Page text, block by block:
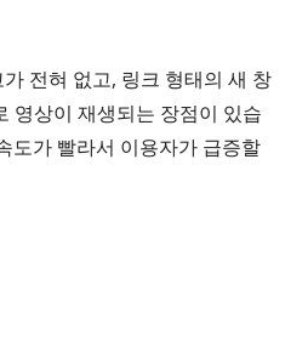
전혀 없고, 링크 형태의 새 창
영상이 재생되는 장점이 있습
도가 빨라서 이용자가 급증할